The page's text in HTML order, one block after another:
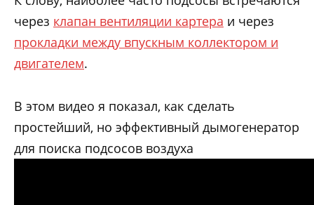
через клапан вентиляции картера и через
прокладки между впускным коллектором и
двигателем.
В этом видео я показал, как сделать
простейший, но эффективный дымогенератор
для поиска подсосов воздуха